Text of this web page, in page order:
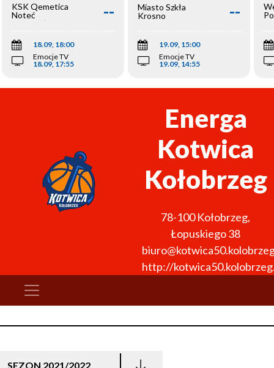
KSK Qemetica
Noteć
Inowrocław
--
18.09, 18:00
Emocje TV
18.09, 17:55
Miasto Szkła
Krosno
--
19.09, 15:00
Emocje TV
19.09, 14:55
Energa
Kotwica
Kołobrzeg
78-100 Kołobrzeg,
Łopuskiego 38
http://
SEZON 2021/2022